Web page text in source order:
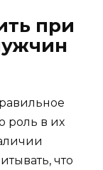
при
роль в их
что